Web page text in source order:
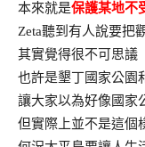
本來就是保護某地不
Zeta聽到有人說要把
其實覺得很不可思議
也許是墾丁國家公園
讓大家以為好像國家
但實際上並不是這個